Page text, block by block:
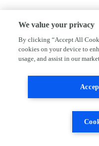
We value your privacy
By clicking “Accept All
cookies on your device to
usage, and assist in our